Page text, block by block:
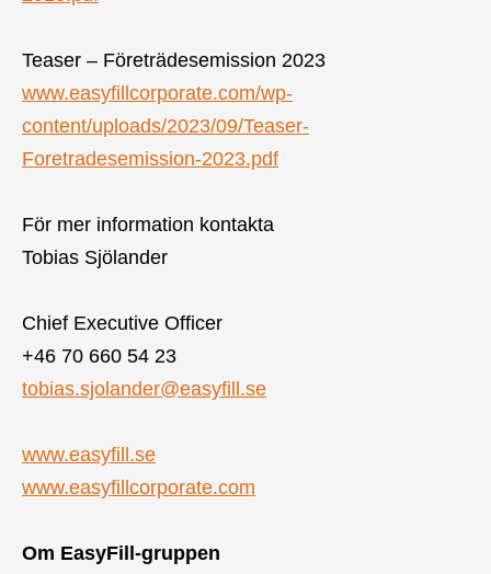
Teaser – Företrädesemission 2023
www.easyfillcorporate.com/wp-
content/uploads/2023/09/Teaser-
Foretradesemission-2023.pdf
För mer information kontakta
Tobias Sjölander
Chief Executive Officer
+46 70 660 54 23
tobias.sjolander@easyfill.se
www.easyfill.se
www.easyfillcorporate.com
Om EasyFill-gruppen